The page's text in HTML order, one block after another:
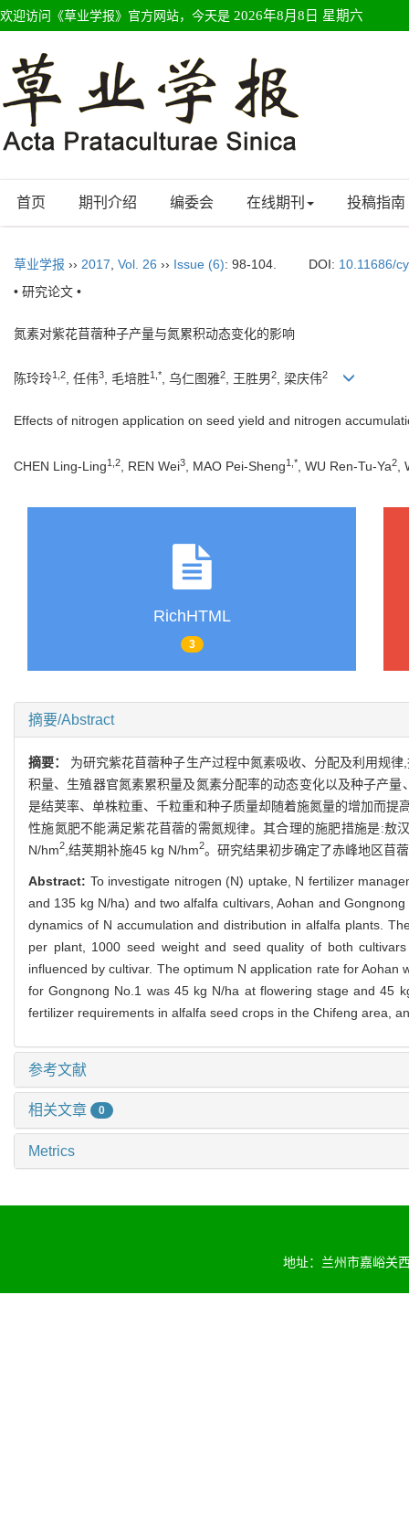
欢迎访问《草业学报》官方网站，今天是 2026年8月8日 星期六
首页 期刊介绍 编委会 在线期刊 投稿指南
草业学报 ›› 2017 Vol. 26 ›› Issue (6): 98-104. DOI: 10.11686/
• 研究论文 •
氮素对紫花苜蓿种子产量与氮累积动态变化的影响
陈玲玲1,2, 任伟3, 毛培胜1,*, 乌仁图雅2, 王胜男2, 梁庆伟2
Effects of nitrogen application on seed yield and nitrogen
CHEN Ling-Ling1,2 , REN Wei3 , MAO Pei-Sheng1,* , WU Ren-Tu-Ya2
RichHTML
3
摘要/Abstract
摘要： 为研究紫花苜蓿种子生产过程中氮素吸收、分配及利用规
积量、生殖器官氮素累积量及氮素分配率的动态变化以及种子产
是结荚率、单株粒重、千粒重和种子质量却随着施氮量的增加而
性施氮肥不能满足紫花苜蓿的需氮规律。其合理的施肥措施是:敖
N/hm2 ,结荚期补施45 kg N/hm2。研究结果初步确定了赤峰地区苜
Abstract: To investigate nitrogen (N) uptake, N fertilizer
and 135 kg N/ha) and two alfalfa cultivars, Aohan and
dynamics of N accumulation and distribution in alfalfa plants.
per plant, 1000 seed weight and seed quality of both
influenced by cultivar. The optimum N application rate for
for Gongnong No.1 was 45 kg N/ha at flowering stage and 45
fertilizer requirements in alfalfa seed crops in the Chifeng area,
参考文献
相关文章 0
Metrics
地址：兰州市嘉峪